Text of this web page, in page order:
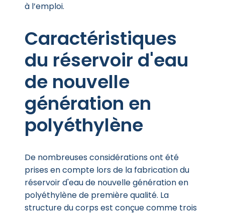
à l’emploi.
Caractéristiques
du réservoir d'eau
de nouvelle
génération en
polyéthylène
De nombreuses considérations ont été
prises en compte lors de la fabrication du
réservoir d'eau de nouvelle génération en
polyéthylène de première qualité. La
structure du corps est conçue comme trois